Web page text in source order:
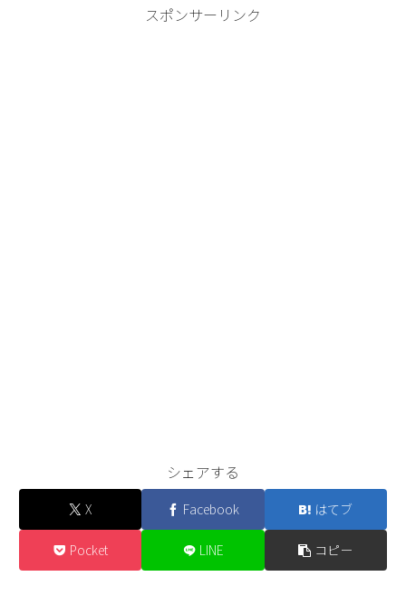
スポンサーリンク
シェアする
X Facebook はてブ
Pocket LINE コピー